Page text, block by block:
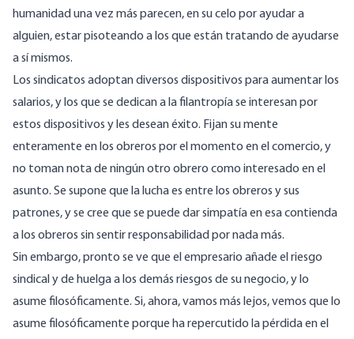
humanidad una vez más parecen, en su celo por ayudar a
alguien, estar pisoteando a los que están tratando de ayudarse
a sí mismos.
Los sindicatos adoptan diversos dispositivos para aumentar los
salarios, y los que se dedican a la filantropía se interesan por
estos dispositivos y les desean éxito. Fijan su mente
enteramente en los obreros por el momento en el comercio, y
no toman nota de ningún otro obrero como interesado en el
asunto. Se supone que la lucha es entre los obreros y sus
patrones, y se cree que se puede dar simpatía en esa contienda
a los obreros sin sentir responsabilidad por nada más.
Sin embargo, pronto se ve que el empresario añade el riesgo
sindical y de huelga a los demás riesgos de su negocio, y lo
asume filosóficamente. Si, ahora, vamos más lejos, vemos que lo
asume filosóficamente porque ha repercutido la pérdida en el